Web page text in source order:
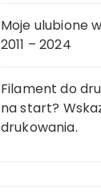
Moje ulubione
2011 – 2024
Filament do
na start?
drukowania.